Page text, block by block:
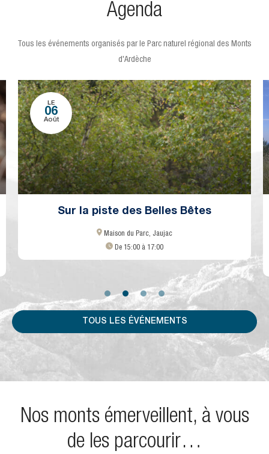
Agenda
Tous les événements organisés par le Parc naturel régional des Monts
d'Ardèche
LE
06
Août
Sur la piste des Belles Bêtes
Maison du Parc, Jaujac
De 15:00 à 17:00
TOUS LES ÉVÉNEMENTS
Nos monts émerveillent, à vous
de les parcourir…